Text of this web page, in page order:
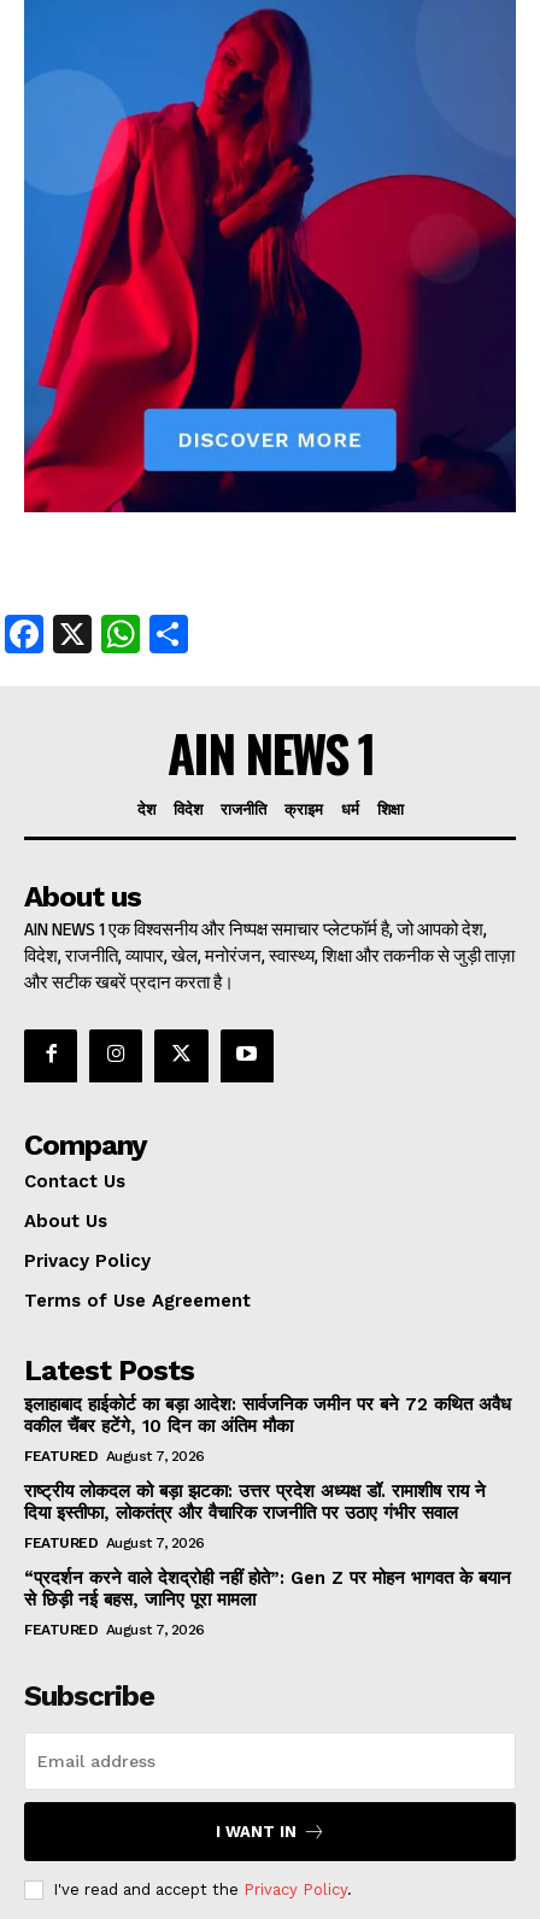
AIN NEWS 1
Contact Us
About Us
Privacy Policy
Terms of Use Agreement
Facebook
X WhatsApp
Share
Facebook
X WhatsApp
AIN NEWS 1
देश विदेश राजनीति क्राइम धर्म शिक्षा
About us
AIN NEWS 1 एक विश्वसनीय और निष्पक्ष समाचार प्लेटफॉर्म है, जो आपको देश,
विदेश, राजनीति, व्यापार, खेल, मनोरंजन, स्वास्थ्य, शिक्षा और तकनीक से जुड़ी ताज़ा
और सटीक खबरें प्रदान करता है।
Company
Contact Us
About Us
Privacy Policy
Terms of Use Agreement
Latest Posts
इलाहाबाद हाईकोर्ट का बड़ा आदेश: सार्वजनिक जमीन पर बने 72 कथित अवैध
वकील चैंबर हटेंगे, 10 दिन का अंतिम मौका
FEATURED August 7, 2026
राष्ट्रीय लोकदल को बड़ा झटका: उत्तर प्रदेश अध्यक्ष डॉ. रामाशीष राय ने
दिया इस्तीफा, लोकतंत्र और वैचारिक राजनीति पर उठाए गंभीर सवाल
FEATURED August 7, 2026
“प्रदर्शन करने वाले देशद्रोही नहीं होते”: Gen Z पर मोहन भागवत के बयान
से छिड़ी नई बहस, जानिए पूरा मामला
FEATURED August 7, 2026
Subscribe
I WANT IN
I've read and accept the Privacy Policy.